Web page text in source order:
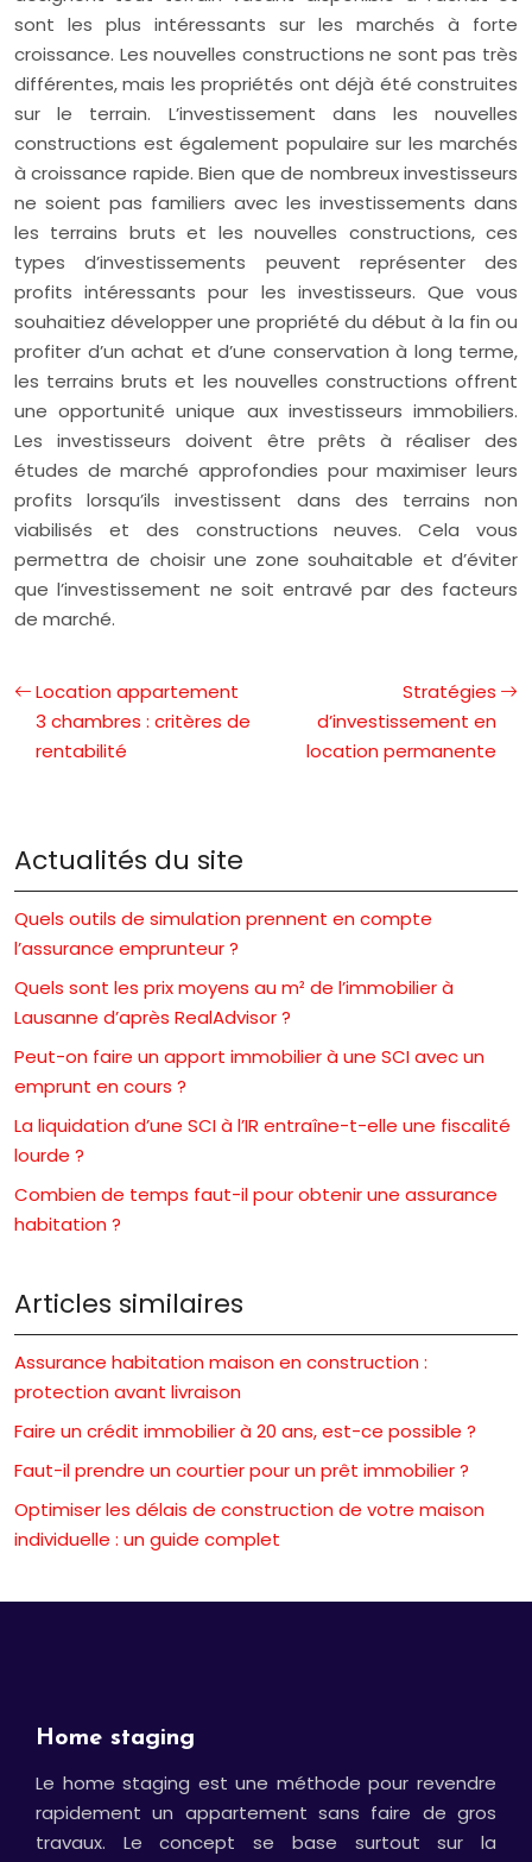
sont les plus intéressants sur les marchés à forte
croissance. Les nouvelles constructions ne sont pas très
différentes, mais les propriétés ont déjà été construites
sur le terrain. L’investissement dans les nouvelles
constructions est également populaire sur les marchés
à croissance rapide. Bien que de nombreux investisseurs
ne soient pas familiers avec les investissements dans
les terrains bruts et les nouvelles constructions, ces
types d’investissements peuvent représenter des
profits intéressants pour les investisseurs. Que vous
souhaitiez développer une propriété du début à la fin ou
profiter d’un achat et d’une conservation à long terme,
les terrains bruts et les nouvelles constructions offrent
une opportunité unique aux investisseurs immobiliers.
Les investisseurs doivent être prêts à réaliser des
études de marché approfondies pour maximiser leurs
profits lorsqu’ils investissent dans des terrains non
viabilisés et des constructions neuves. Cela vous
permettra de choisir une zone souhaitable et d’éviter
que l’investissement ne soit entravé par des facteurs
de marché.
Location appartement
3 chambres : critères de
rentabilité
Stratégies
d’investissement en
location permanente
Actualités du site
Quels outils de simulation prennent en compte
l’assurance emprunteur ?
Quels sont les prix moyens au m² de l’immobilier à
Lausanne d’après RealAdvisor ?
Peut-on faire un apport immobilier à une SCI avec un
emprunt en cours ?
La liquidation d’une SCI à l’IR entraîne-t-elle une fiscalité
lourde ?
Combien de temps faut-il pour obtenir une assurance
habitation ?
Articles similaires
Assurance habitation maison en construction :
protection avant livraison
Faire un crédit immobilier à 20 ans, est-ce possible ?
Faut-il prendre un courtier pour un prêt immobilier ?
Optimiser les délais de construction de votre maison
individuelle : un guide complet
Home staging
Le home staging est une méthode pour revendre
rapidement un appartement sans faire de gros
travaux. Le concept se base surtout sur la